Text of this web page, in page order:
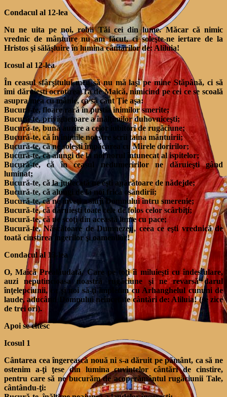
Condacul al 12-lea
Nu ne uita pe noi, robii Tăi cei din lume. Măcar că nimic
vrednic de mântuire nu am făcut, ci soleşte-ne iertare de la
Hristos şi sălăşluire în lumina cântărilor de: Aliluia!
Icosul al 12-lea
În ceasul sfârşitului meu să nu mă laşi pe mine Stăpână, ci să
îmi dăruieşti ocrotirea Ta de Maică, nimicind pe cei ce se scoală
asupra mea cu mânie, ca să cânt Ţie aşa:
Bucură-te, floare rară în pustia inimilor smerite;
Bucură-te, privighetoare a înălţimilor duhovniceşti;
Bucură-te, bună auzire a celor iubitori de rugăciune;
Bucură-te, că în inimile noastre scrii taina mântuirii;
Bucură-te, că ne soleşti împăcarea cu Mirele doririlor;
Bucură-te, că alungi de la noi norul întunecat al ispitelor;
Bucură-te, că în ceasul nedumeririlor ne dăruieşti gând
luminat;
Bucură-te, că la judecată ne eşti apărătoare de nădejde;
Bucură-te, că alungi de la noi frica osândirii;
Bucură-te, că ne înveţi a sluji Domnului întru smerenie;
Bucură-te, că dăruieşti toate cele de folos celor scârbiţi;
Bucură-te, că ne scoţi din această lume cu pace;
Bucură-te, Născătoare de Dumnezeu, ceea ce eşti vrednică de
toată cinstirea îngerilor şi oamenilor!
Condacul al 13-lea
O, Maică Prealăudată, Care pe toţi îi miluieşti cu îndestulare,
auzi neputincioasa noastră rugăciune şi ne revarsă darul
înţelepciunii, ca şi noi să-ţi împletim cu Arhanghelul cununi de
laude, aducând Domnului neîncetate cântări de: Aliluia! (se zice
de trei ori).
Apoi se citesc
Icosul 1
Cântarea cea îngerească nouă ni s-a dăruit pe pământ, ca să ne
ostenim a-ţi ţese din lumina cuvintelor cântări de cinstire,
pentru care să ne bucurăm de acoperământul rugăciunii Tale,
cântându-ţi: